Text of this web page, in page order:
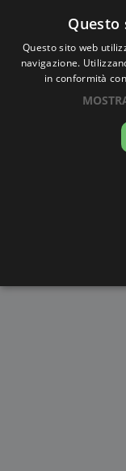
Ora
Questo
Questo sito web
navigazione.
in conformità